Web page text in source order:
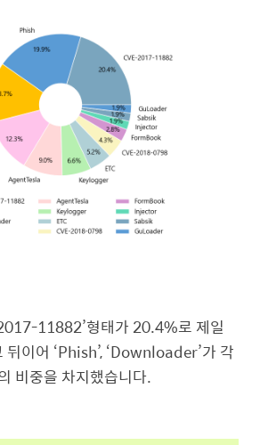
11882’형태가 20.4%로 제일
뒤이어 ‘Phish’, ‘Downloader’가 각
비중을 차지했습니다.